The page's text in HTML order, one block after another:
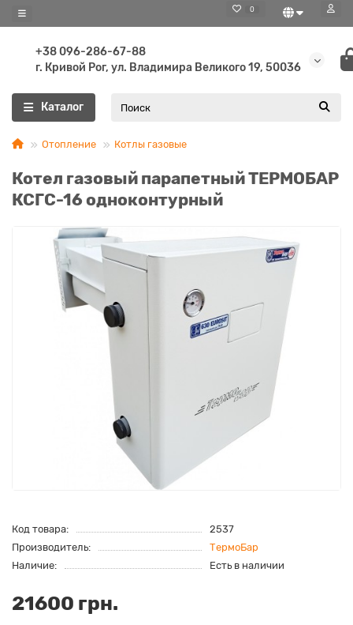
0
+38 096-286-67-88
г. Кривой Рог, ул. Владимира Великого 19, 50036
Каталог
Отопление Котлы газовые
Котел газовый парапетный ТЕРМОБАР
КСГС-16 одноконтурный
Код товара:
2537
Производитель:
ТермоБар
Наличие:
Есть в наличии
21600 грн.